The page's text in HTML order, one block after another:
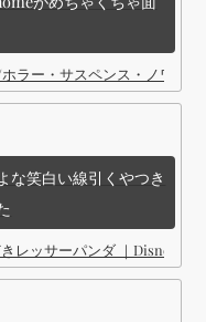
ラー・サスペンス・ノワー
な笑白い線引くやつき
きレッサーパンダ ｜Disney (